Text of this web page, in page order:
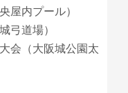
屋内プール）
弓道場）
会（大阪城公園太